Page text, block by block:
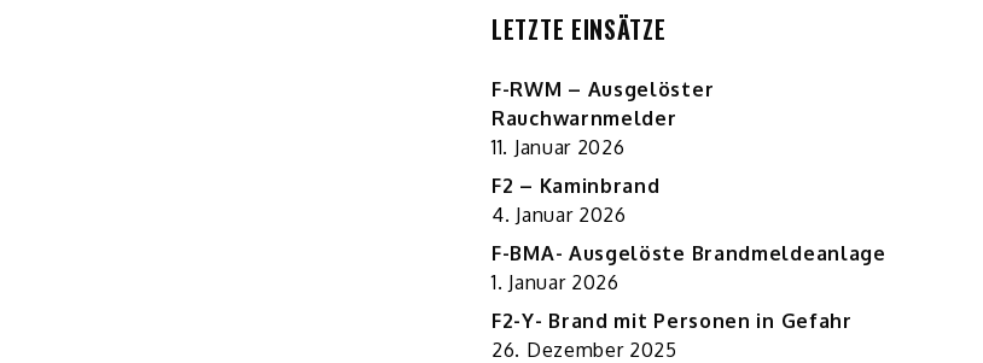
LETZTE EINSÄTZE
F-RWM – Ausgelöster
Rauchwarnmelder
11. Januar 2026
F2 – Kaminbrand
4. Januar 2026
F-BMA- Ausgelöste Brandmeldeanlage
1. Januar 2026
F2-Y- Brand mit Personen in Gefahr
26. Dezember 2025